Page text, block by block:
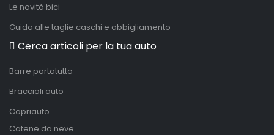
Le novità bici
Guida alle taglie caschi e abbigliamento
Cerca articoli per la tua auto
Barre portatutto
Braccioli auto
Copriauto
Catene da neve